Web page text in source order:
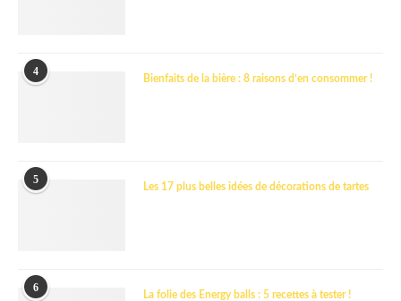
4
Bienfaits de la bière : 8 raisons d’en consommer !
5
Les 17 plus belles idées de décorations de tartes
6
La folie des Energy balls : 5 recettes à tester !